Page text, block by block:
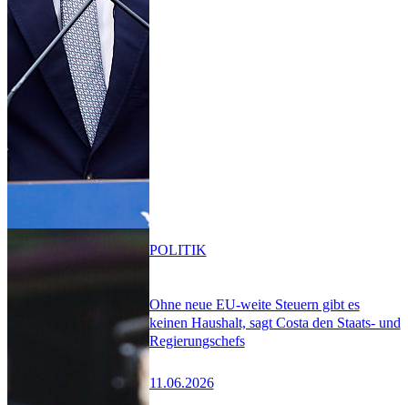
Ohne neue EU-weite Steuern gibt es
keinen Haushalt, sagt Costa den Staats- und
Regierungschefs
11.06.2026
POLITIK